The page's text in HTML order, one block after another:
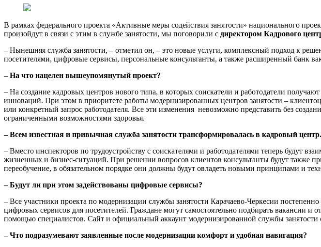
В рамках федерального проекта «Активные меры содействия занятости» национального
произойдут в связи с этим в службе занятости, мы поговорили с директором Кадрового
– Нынешняя служба занятости, – отметил он, – это новые услуги, комплексный подход к
посетителями, цифровые сервисы, персональные консультанты, а также расширенный банк
– На что нацелен вышеупомянутый проект?
– На создание кадровых центров нового типа, в которых соискатели и работодатели
инноваций. При этом в приоритете работы модернизированных центров занятости –
или конкретный запрос работодателя. Все эти изменения невозможно представить без
ограниченными возможностями здоровья.
– Всем известная и привычная служба занятости трансформировалась в кадровый
– Вместо инспекторов по трудоустройству с соискателями и работодателями теперь будут
жизненных и бизнес-ситуаций. При решении вопросов клиентов консультанты будут также
переобучение, в обязательном порядке они должны будут овладеть новыми принципами и
– Будут ли при этом задействованы цифровые сервисы?
– Все участники проекта по модернизации службы занятости Карачаево-Черкесии
цифровых сервисов для посетителей. Граждане могут самостоятельно подбирать вакансии и
помощью специалистов. Сайт и официальный аккаунт модернизированной службы занятости
– Что подразумевают заявленные после модернизации комфорт и удобная навигация?